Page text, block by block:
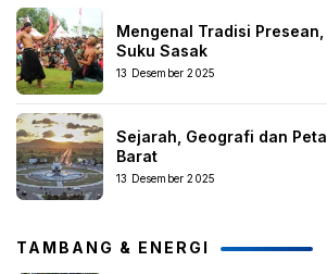
Mengenal Tradisi
Suku Sasak
13 Desember 2025
Sejarah, Geografi dan
Barat
13 Desember 2025
TAMBANG & ENERGI